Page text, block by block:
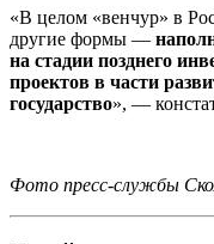
«В целом «венчур» в
другие формы —
на стадии позднего
проектов в части
государство», —
Фото пресс-службы